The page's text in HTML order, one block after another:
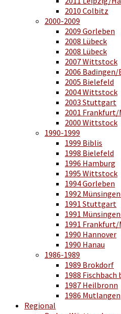
2010 Colbitz
2000-2009
2009 Gorleben
2008 Lübeck
2008 Lübeck
2007 Wittstock
2006
2005 Bielefeld
2004 Wittstock
2003 Stuttgart
2001 Frankfurt/
2000 Wittstock
1990-1999
1999 Biblis
1998 Bielefeld
1996 Hamburg
1995 Wittstock
1994 Gorleben
1992
1991 Stuttgart
1991
1991 Frankfurt/
1990 Hannover
1990 Hanau
1986-1989
1989 Brokdorf
1988 Fischbach
1987 Heilbronn
1986 Mutlangen
Regional